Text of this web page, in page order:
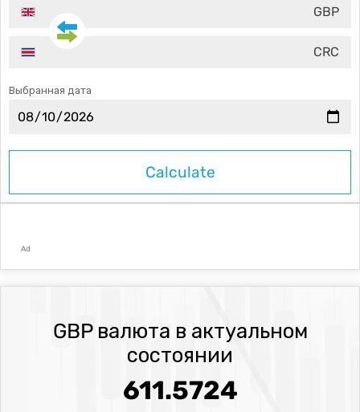
GBP
CRC
Выбранная дата
Ad
GBP валюта в актуальном
состоянии
611.5724